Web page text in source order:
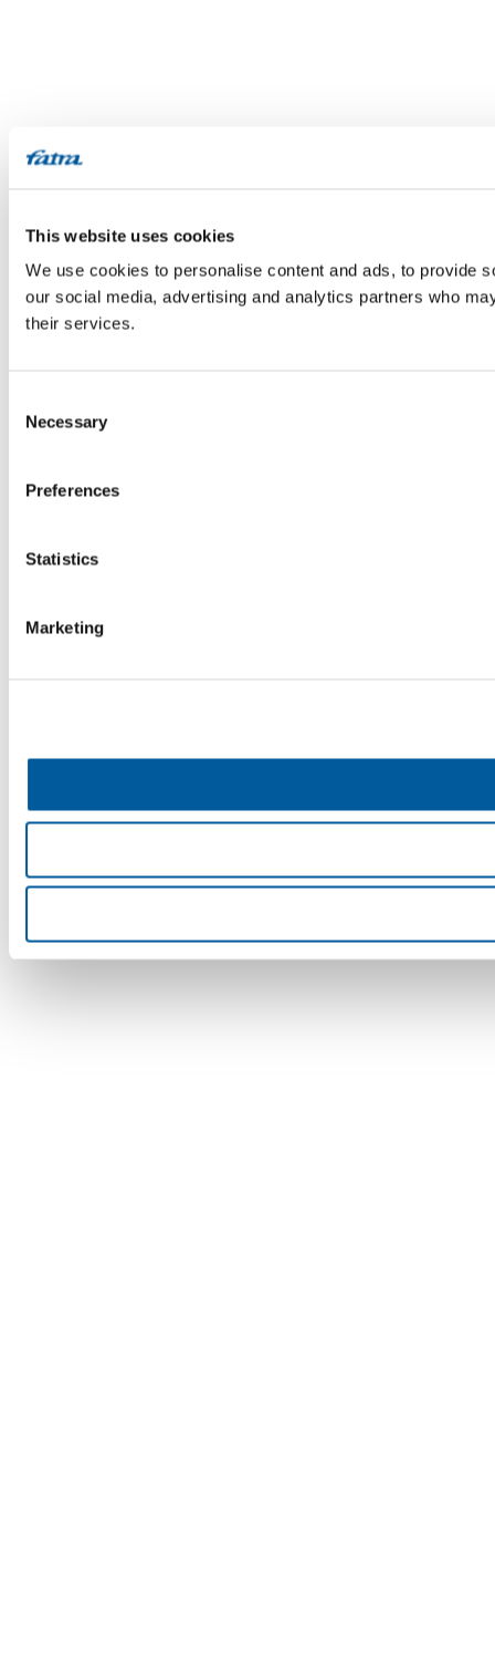
This website uses cookies
We use cookies to personalise content and ads, to provide
our social media, advertising and analytics partners who
their services.
Selection
Necessary
Preferences
Statistics
Marketing